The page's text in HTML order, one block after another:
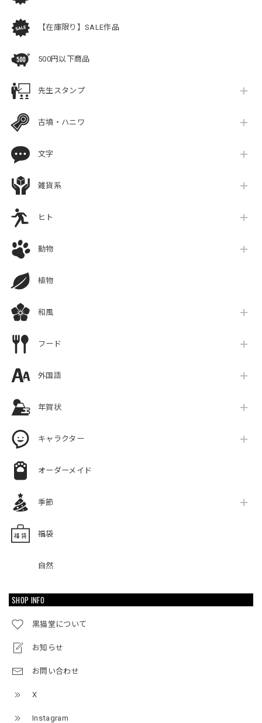
【在庫限り】SALE作品
500円以下商品
先生スタンプ
古墳・ハニワ
文字
雑貨系
ヒト
動物
植物
和風
フード
外国語
年賀状
キャラクター
オーダーメイド
季節
福袋
自然
SHOP INFO
黒猫堂について
お知らせ
お問い合わせ
X
Instagram